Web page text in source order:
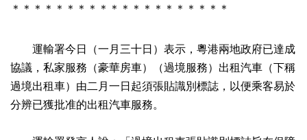
＊＊＊＊＊＊＊＊＊＊＊＊＊＊＊＊＊＊＊＊
運輸署今日（一月三十日）表示，粵港兩地政府已達成
協議，私家服務（豪華房車）（過境服務）出租汽車（下稱
過境出租車）由二月一日起須張貼識別標誌，以便乘客易於
分辨已獲批准的出租汽車服務。